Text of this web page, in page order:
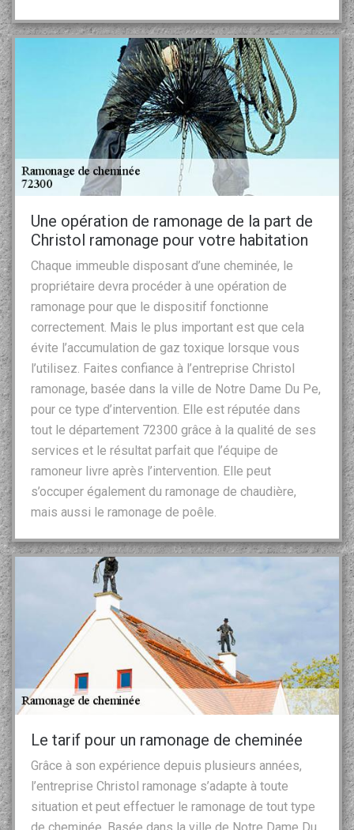
Une opération de ramonage de la part de
Christol ramonage pour votre habitation
Chaque immeuble disposant d’une cheminée, le
propriétaire devra procéder à une opération de
ramonage pour que le dispositif fonctionne
correctement. Mais le plus important est que cela
évite l’accumulation de gaz toxique lorsque vous
l’utilisez. Faites confiance à l’entreprise Christol
ramonage, basée dans la ville de Notre Dame Du Pe,
pour ce type d’intervention. Elle est réputée dans
tout le département 72300 grâce à la qualité de ses
services et le résultat parfait que l’équipe de
ramoneur livre après l’intervention. Elle peut
s’occuper également du ramonage de chaudière,
mais aussi le ramonage de poêle.
Le tarif pour un ramonage de cheminée
Grâce à son expérience depuis plusieurs années,
l’entreprise Christol ramonage s’adapte à toute
situation et peut effectuer le ramonage de tout type
de cheminée. Basée dans la ville de Notre Dame Du